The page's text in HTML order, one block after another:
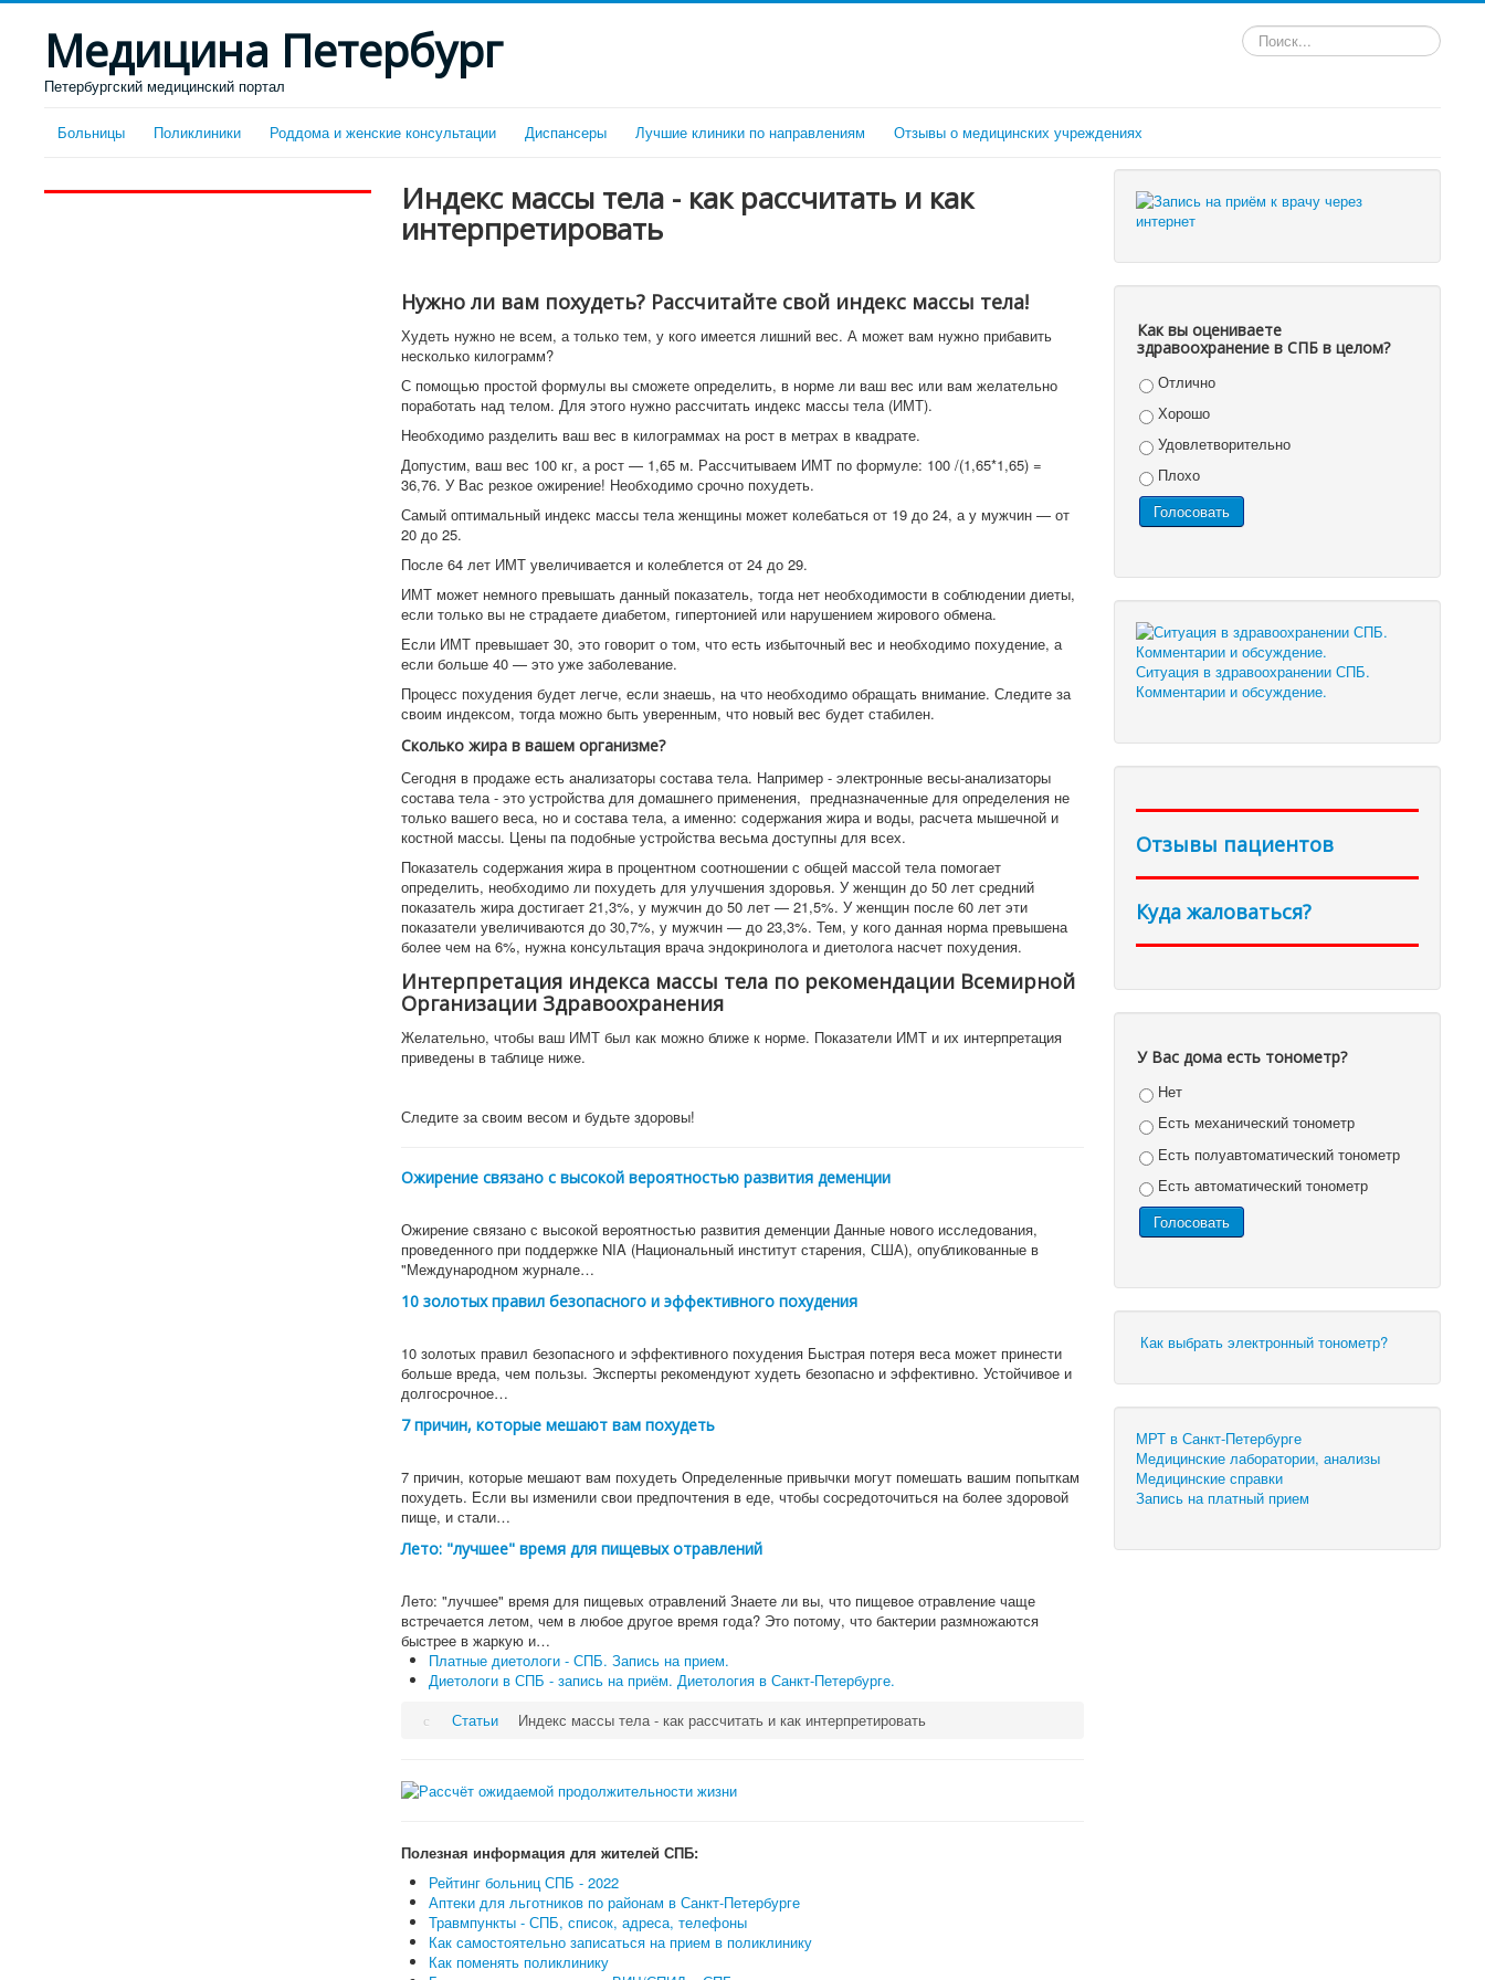
Медицина Петербург
Петербургский медицинский портал
Искать...
Больницы Поликлиники Роддома и женские консультации Диспансеры Лучшие клиники по направлениям Отзывы о медицинских учреждениях
Индекс массы тела - как рассчитать и как
интерпретировать
Нужно ли вам похудеть? Рассчитайте свой индекс массы тела!
Худеть нужно не всем, а только тем, у кого имеется лишний вес. А может вам нужно прибавить
несколько килограмм?
С помощью простой формулы вы сможете определить, в норме ли ваш вес или вам желательно
поработать над телом. Для этого нужно рассчитать индекс массы тела (ИМТ).
Необходимо разделить ваш вес в килограммах на рост в метрах в квадрате.
Допустим, ваш вес 100 кг, а рост — 1,65 м. Рассчитываем ИМТ по формуле: 100 /(1,65*1,65) =
36,76. У Вас резкое ожирение! Необходимо срочно похудеть.
Самый оптимальный индекс массы тела женщины может колебаться от 19 до 24, а у мужчин — от
20 до 25.
После 64 лет ИМТ увеличивается и колеблется от 24 до 29.
ИМТ может немного превышать данный показатель, тогда нет необходимости в соблюдении диеты,
если только вы не страдаете диабетом, гипертонией или нарушением жирового обмена.
Если ИМТ превышает 30, это говорит о том, что есть избыточный вес и необходимо похудение, а
если больше 40 — это уже заболевание.
Процесс похудения будет легче, если знаешь, на что необходимо обращать внимание. Следите за
своим индексом, тогда можно быть уверенным, что новый вес будет стабилен.
Сколько жира в вашем организме?
Сегодня в продаже есть анализаторы состава тела. Например - электронные весы-анализаторы
состава тела - это устройства для домашнего применения, предназначенные для определения не
только вашего веса, но и состава тела, а именно: содержания жира и воды, расчета мышечной и
костной массы. Цены па подобные устройства весьма доступны для всех.
Показатель содержания жира в процентном соотношении с общей массой тела помогает
определить, необходимо ли похудеть для улучшения здоровья. У женщин до 50 лет средний
показатель жира достигает 21,3%, у мужчин до 50 лет — 21,5%. У женщин после 60 лет эти
показатели увеличиваются до 30,7%, у мужчин — до 23,3%. Тем, у кого данная норма превышена
более чем на 6%, нужна консультация врача эндокринолога и диетолога насчет похудения.
Интерпретация индекса массы тела по рекомендации Всемирной
Организации Здравоохранения
Желательно, чтобы ваш ИМТ был как можно ближе к норме. Показатели ИМТ и их интерпретация
приведены в таблице ниже.
Следите за своим весом и будьте здоровы!
Ожирение связано с высокой вероятностью развития деменции
Ожирение связано с высокой вероятностью развития деменции Данные нового исследования,
проведенного при поддержке NIA (Национальный институт старения, США), опубликованные в
"Международном журнале…
10 золотых правил безопасного и эффективного похудения
10 золотых правил безопасного и эффективного похудения Быстрая потеря веса может принести
больше вреда, чем пользы. Эксперты рекомендуют худеть безопасно и эффективно. Устойчивое и
долгосрочное…
7 причин, которые мешают вам похудеть
7 причин, которые мешают вам похудеть Определенные привычки могут помешать вашим попыткам
похудеть. Если вы изменили свои предпочтения в еде, чтобы сосредоточиться на более здоровой
пище, и стали…
Лето: "лучшее" время для пищевых отравлений
Лето: "лучшее" время для пищевых отравлений Знаете ли вы, что пищевое отравление чаще
встречается летом, чем в любое другое время года? Это потому, что бактерии размножаются
быстрее в жаркую и…
Платные диетологи - СПБ. Запись на прием.
Диетологи в СПБ - запись на приём. Диетология в Санкт-Петербурге.
Статьи
Индекс массы тела - как рассчитать и как интерпретировать
Полезная информация для жителей СПБ:
Рейтинг больниц СПБ - 2022
Аптеки для льготников по районам в Санкт-Петербурге
Травмпункты - СПБ, список, адреса, телефоны
Как самостоятельно записаться на прием в поликлинику
Как поменять поликлинику
Как вы оцениваете
здравоохранение в СПБ в целом?
Отлично
Хорошо
Удовлетворительно
Плохо
Ситуация в здравоохранении СПБ.
Комментарии и обсуждение.
Отзывы пациентов
Куда жаловаться?
У Вас дома есть тонометр?
Нет
Есть механический тонометр
Есть полуавтоматический тонометр
Есть автоматический тонометр
Как выбрать электронный тонометр?
МРТ в Санкт-Петербурге
Медицинские лаборатории, анализы
Медицинские справки
Запись на платный прием